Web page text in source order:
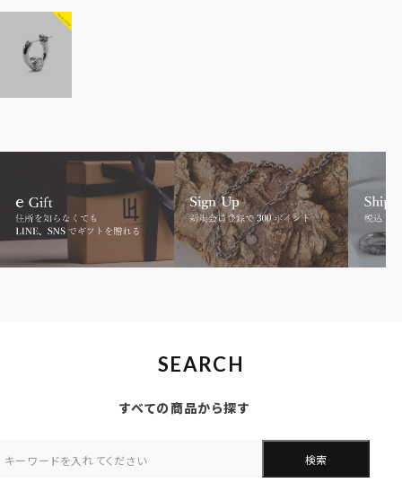
SEARCH
すべての商品から探す
検索